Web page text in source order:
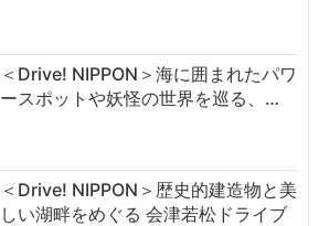
＜Drive! NIPPON＞海に囲まれたパワ
ースポットや妖怪の世界を巡る、…
＜Drive! NIPPON＞歴史的建造物と美
しい湖畔をめぐる 会津若松ドライブ